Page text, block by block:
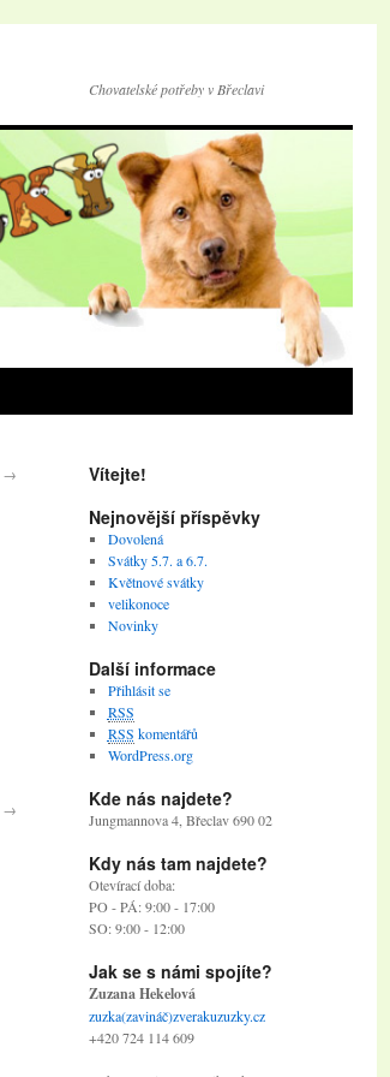
Chovatelské potřeby v Břeclavi
→
→
Vítejte!
Nejnovější příspěvky
Dovolená
Svátky 5.7. a 6.7.
Květnové svátky
velikonoce
Novinky
Další informace
Přihlásit se
RSS
RSS komentářů
WordPress.org
Kde nás najdete?
Jungmannova 4, Břeclav 690 02
Kdy nás tam najdete?
Otevírací doba:
PO - PÁ: 9:00 - 17:00
SO: 9:00 - 12:00
Jak se s námi spojíte?
Zuzana Hekelová
zuzka(zavináč)zverakuzuzky.cz
+420 724 114 609